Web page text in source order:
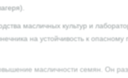
масличных культур и
на устойчивость к
масличности семян. Он